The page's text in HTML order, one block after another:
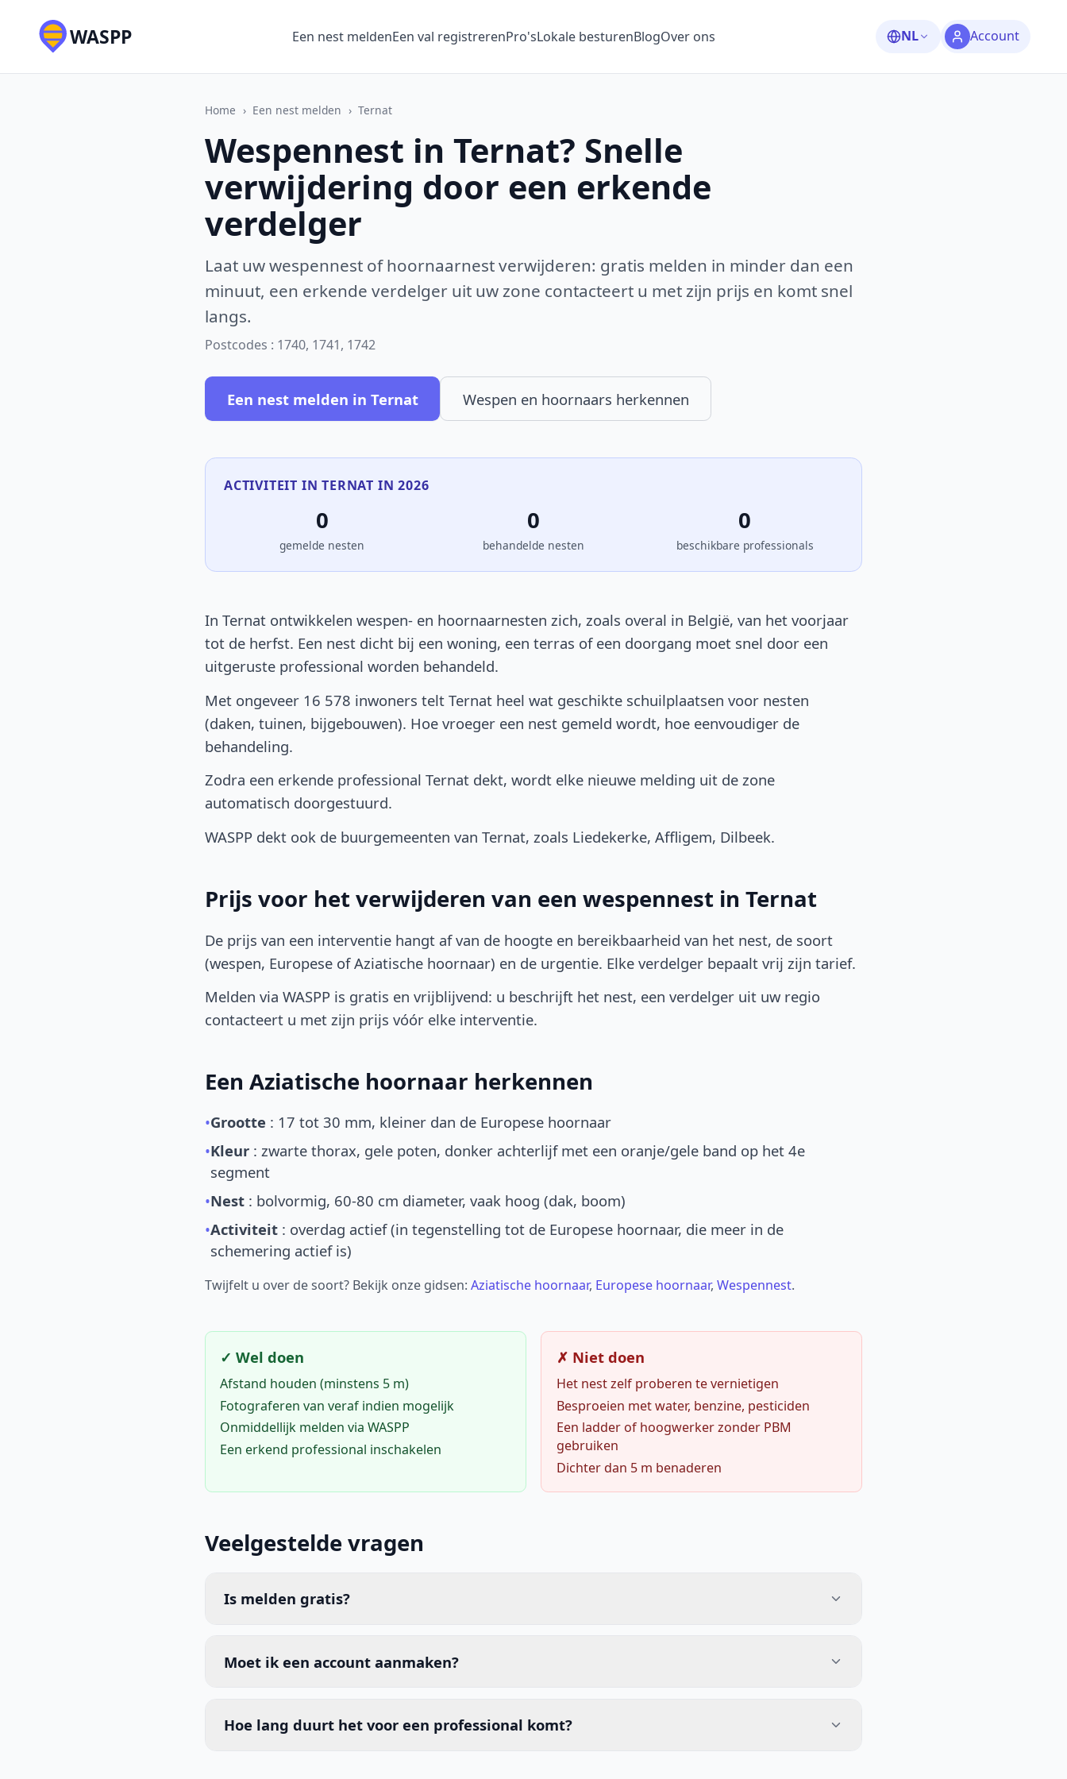
WASPP Een nest meldenEen val registrerenPro'sLokale besturenBlogOver ons NL Account
Home › Een nest melden › Ternat
Wespennest in Ternat? Snelle
verwijdering door een erkende
verdelger
Laat uw wespennest of hoornaarnest verwijderen: gratis melden in minder dan een
minuut, een erkende verdelger uit uw zone contacteert u met zijn prijs en komt snel
langs.
Postcodes : 1740, 1741, 1742
Een nest melden in Ternat Wespen en hoornaars herkennen
ACTIVITEIT IN TERNAT IN 2026
0
gemelde nesten
0
behandelde nesten
0
beschikbare professionals
In Ternat ontwikkelen wespen- en hoornaarnesten zich, zoals overal in België, van het voorjaar
tot de herfst. Een nest dicht bij een woning, een terras of een doorgang moet snel door een
uitgeruste professional worden behandeld.
Met ongeveer 16 578 inwoners telt Ternat heel wat geschikte schuilplaatsen voor nesten
(daken, tuinen, bijgebouwen). Hoe vroeger een nest gemeld wordt, hoe eenvoudiger de
behandeling.
Zodra een erkende professional Ternat dekt, wordt elke nieuwe melding uit de zone
automatisch doorgestuurd.
WASPP dekt ook de buurgemeenten van Ternat, zoals Liedekerke, Affligem, Dilbeek.
Prijs voor het verwijderen van een wespennest in Ternat
De prijs van een interventie hangt af van de hoogte en bereikbaarheid van het nest, de soort
(wespen, Europese of Aziatische hoornaar) en de urgentie. Elke verdelger bepaalt vrij zijn tarief.
Melden via WASPP is gratis en vrijblijvend: u beschrijft het nest, een verdelger uit uw regio
contacteert u met zijn prijs vóór elke interventie.
Een Aziatische hoornaar herkennen
•Grootte : 17 tot 30 mm, kleiner dan de Europese hoornaar
•Kleur : zwarte thorax, gele poten, donker achterlijf met een oranje/gele band op het 4e
segment
•Nest : bolvormig, 60-80 cm diameter, vaak hoog (dak, boom)
•Activiteit : overdag actief (in tegenstelling tot de Europese hoornaar, die meer in de
schemering actief is)
Twijfelt u over de soort? Bekijk onze gidsen: Aziatische hoornaar, Europese hoornaar, Wespennest.
✓ Wel doen
Afstand houden (minstens 5 m)
Fotograferen van veraf indien mogelijk
Onmiddellijk melden via WASPP
Een erkend professional inschakelen
✗ Niet doen
Het nest zelf proberen te vernietigen
Besproeien met water, benzine, pesticiden
Een ladder of hoogwerker zonder PBM
gebruiken
Dichter dan 5 m benaderen
Veelgestelde vragen
Is melden gratis?
Moet ik een account aanmaken?
Hoe lang duurt het voor een professional komt?